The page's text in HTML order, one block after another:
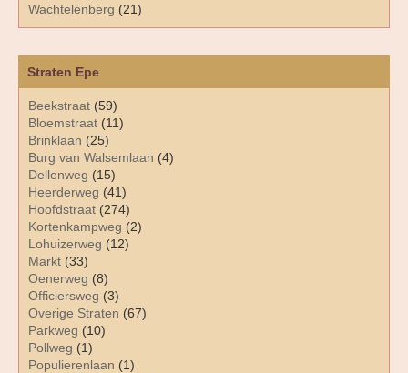
Straten Epe
Beekstraat (59)
Bloemstraat (11)
Brinklaan (25)
Burg van Walsemlaan (4)
Dellenweg (15)
Heerderweg (41)
Hoofdstraat (274)
Kortenkampweg (2)
Lohuizerweg (12)
Markt (33)
Oenerweg (8)
Officiersweg (3)
Overige Straten (67)
Parkweg (10)
Pollweg (1)
Populierenlaan (1)
Wachtelenberg (21)